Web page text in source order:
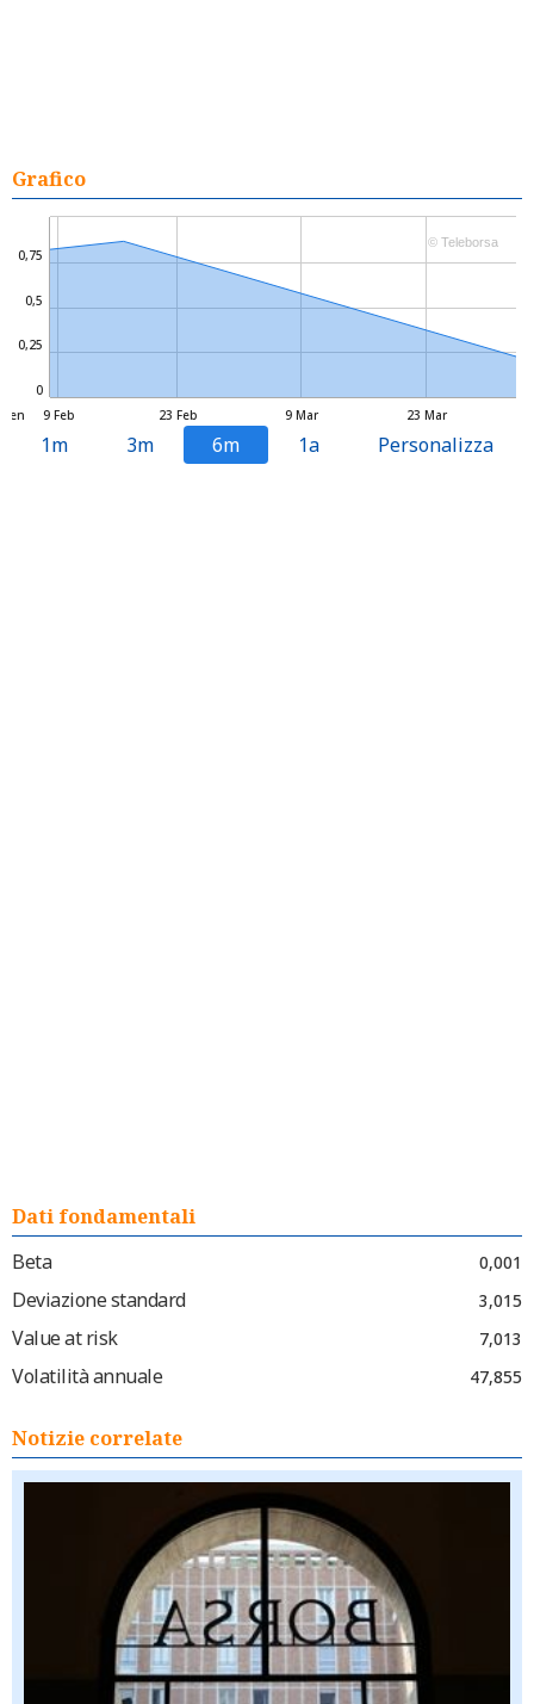
Grafico
23 Feb
9 Feb 9 Mar 23 Mar
0
0,25
0,5
0,75
© Teleborsa
1m 3m 6m 1a Personalizza
Dati fondamentali
Beta
0,001
Deviazione standard 3,015
Value at risk 7,013
Volatilità annuale 47,855
Notizie correlate